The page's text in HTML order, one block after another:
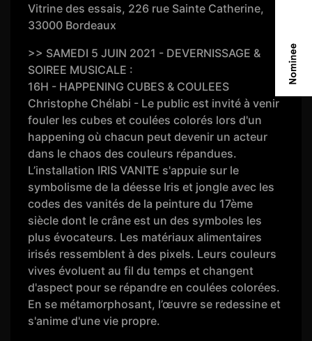
Vitrine des essais, 226 rue Sainte Catherine,
33000 Bordeaux
>> SAMEDI 5 JUIN 2021 - DEVERNISSAGE &
SOIREE MUSICALE :
16H - HAPPENING CUBES & COULEES
Christophe Chélabi - Le public est invité à venir
fouler les cubes et coulées colorés lors d'un
happening où chacun peut devenir un acteur
dans le chaos des couleurs répandues.
L’installation IRIS VANITE s'appuie sur le
symbolisme de la déesse Iris et jongle avec les
codes des vanités de la peinture du 17ème
siècle dont le crâne est un des symboles les
plus évocateurs. Les matériaux alimentaires
irisés ressemblent à des pixels. Leurs couleurs
vives évoluent au fil du temps et changent
d'aspect pour se répandre en coulées colorées.
En se métamorphosant, l’œuvre se redessine et
s'anime d'une vie propre.